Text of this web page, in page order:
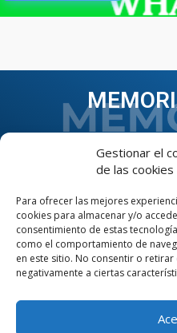
Gestionar el
de las cookies
Para ofrecer las mejores
cookies para almacenar y/o
consentimiento de estas
como el comportamiento de
en este sitio. No consentir o
negativamente a ciertas